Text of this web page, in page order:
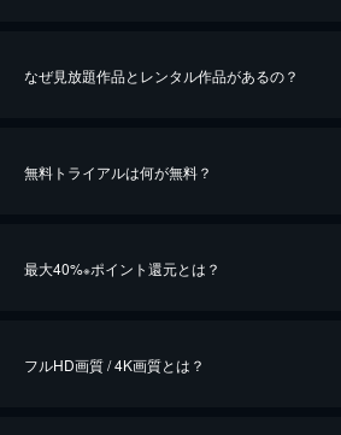
なぜ見放題作品とレンタル作品があるの？
無料トライアルは何が無料？
最大40%※ポイント還元とは？
フルHD画質 / 4K画質とは？